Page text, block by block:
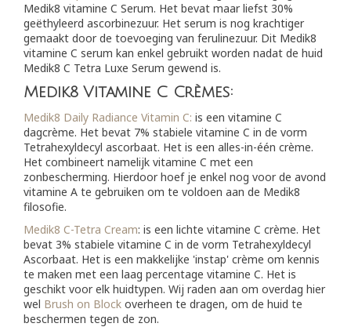
Medik8 vitamine C Serum. Het bevat maar liefst 30%
geëthyleerd ascorbinezuur. Het serum is nog krachtiger
gemaakt door de toevoeging van ferulinezuur. Dit Medik8
vitamine C serum kan enkel gebruikt worden nadat de huid
Medik8 C Tetra Luxe Serum gewend is.
Medik8 Vitamine C Crèmes:
Medik8 Daily Radiance Vitamin C: is een vitamine C
dagcrème. Het bevat 7% stabiele vitamine C in de vorm
Tetrahexyldecyl ascorbaat. Het is een alles-in-één crème.
Het combineert namelijk vitamine C met een
zonbescherming. Hierdoor hoef je enkel nog voor de avond
vitamine A te gebruiken om te voldoen aan de Medik8
filosofie.
Medik8 C-Tetra Cream: is een lichte vitamine C crème. Het
bevat 3% stabiele vitamine C in de vorm Tetrahexyldecyl
Ascorbaat. Het is een makkelijke 'instap' crème om kennis
te maken met een laag percentage vitamine C. Het is
geschikt voor elk huidtypen. Wij raden aan om overdag hier
wel Brush on Block overheen te dragen, om de huid te
beschermen tegen de zon.